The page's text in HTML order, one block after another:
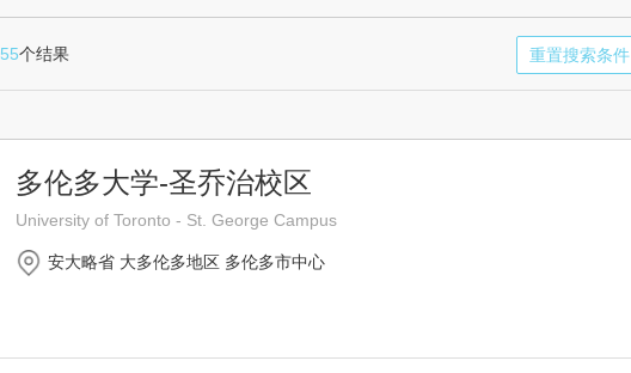
55个结果 重置搜索条件
多伦多大学-圣乔治校区
University of Toronto - St. George Campus
安大略省 大多伦多地区 多伦多市中心